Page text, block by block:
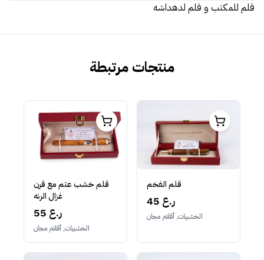
قلم للمكتب و قلم لدهداشه
منتجات مرتبطة
قلم خشب عتم مع قرن
غزال الرنه
55 ر.ع
الخشبيات, أقلام مجان
قلم الفخم
45 ر.ع
الخشبيات, أقلام مجان